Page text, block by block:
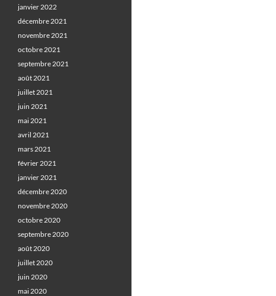
janvier 2022
décembre 2021
novembre 2021
octobre 2021
septembre 2021
août 2021
juillet 2021
juin 2021
mai 2021
avril 2021
mars 2021
février 2021
janvier 2021
décembre 2020
novembre 2020
octobre 2020
septembre 2020
août 2020
juillet 2020
juin 2020
mai 2020